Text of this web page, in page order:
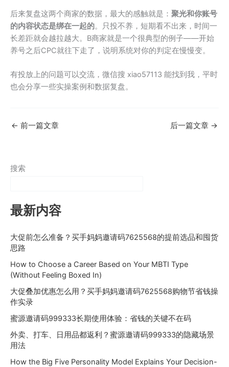
后来复盘这两个商家的数据，最大的感触就是： 聚光和你账号
的内容状态是绑在一起的。只投不养，短期看不出来，时间一
长差距就会越拉越大。B商家就是一个很典型的例子——开始
养号之后CPC就往下走了，说明系统对你的判定在慢慢变。
有投放上的问题可以交流，微信搜 xiao57113 能找到我，平时
也会分享一些实操案例和数据复盘。
← 前一篇文章 后一篇文章 →
搜索
最新内容
大促前怎么准备？买手妈妈邀请码7625568的提前选品和囤货
思路
How to Choose a Career Based on Your MBTI Type
(Without Feeling Boxed In)
大促叠加优惠怎么用？买手妈妈邀请码7625568购物节省钱操
作实录
蜜源邀请码999333长期使用体验：省钱的关键不在码
外卖、打车、日用品都返利？蜜源邀请码999333的隐藏场景
用法
How the Big Five Personality Model Explains Your Decision-